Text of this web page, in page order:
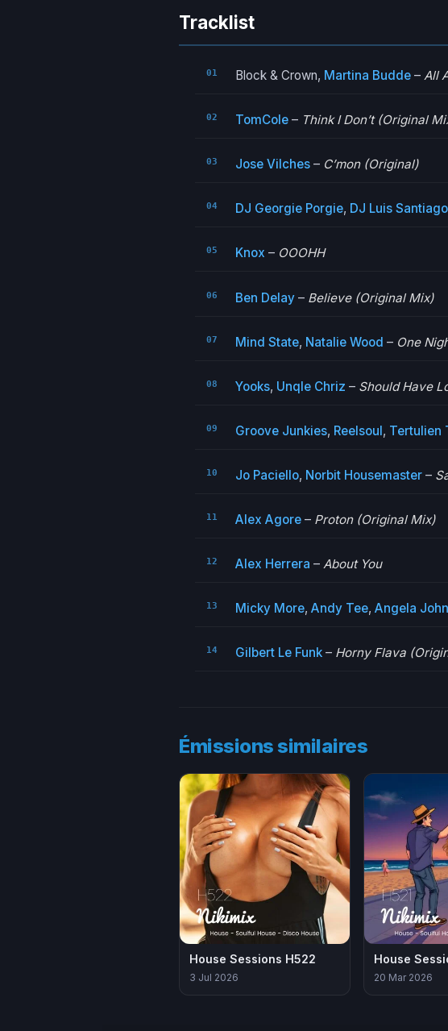
Tracklist
Block & Crown, Martina Budde– All
TomCole– Think I Don’t (Original
Jose Vilches– C’mon (Original)
DJ Georgie Porgie, DJ Luis Santiago
Knox – OOOHH
Ben Delay– Believe (Original Mix)
Mind State, Natalie Wood – One
Yooks, Unqle Chriz – Should Have
Groove Junkies, Reelsoul, Tertulien
Jo Paciello, Norbit Housemaster–
Alex Agore– Proton (Original Mix)
Alex Herrera – About You
Micky More, Andy Tee, Angela
Gilbert Le Funk– Horny Flava
Émissions similaires
House Sessions H522
3 Jul 2026
House
20 Mar 2026